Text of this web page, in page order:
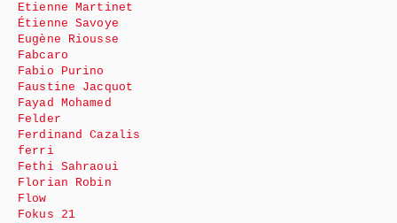
Etienne Martinet
Étienne Savoye
Eugène Riousse
Fabcaro
Fabio Purino
Faustine Jacquot
Fayad Mohamed
Felder
Ferdinand Cazalis
ferri
Fethi Sahraoui
Florian Robin
Flow
Fokus 21